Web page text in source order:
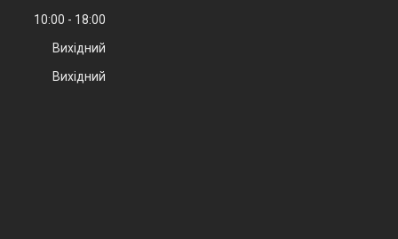
10:00
18:00
Вихідний
Вихідний